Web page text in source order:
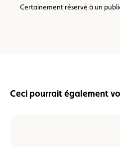
Certainement réservé à un
Ceci pourrait également